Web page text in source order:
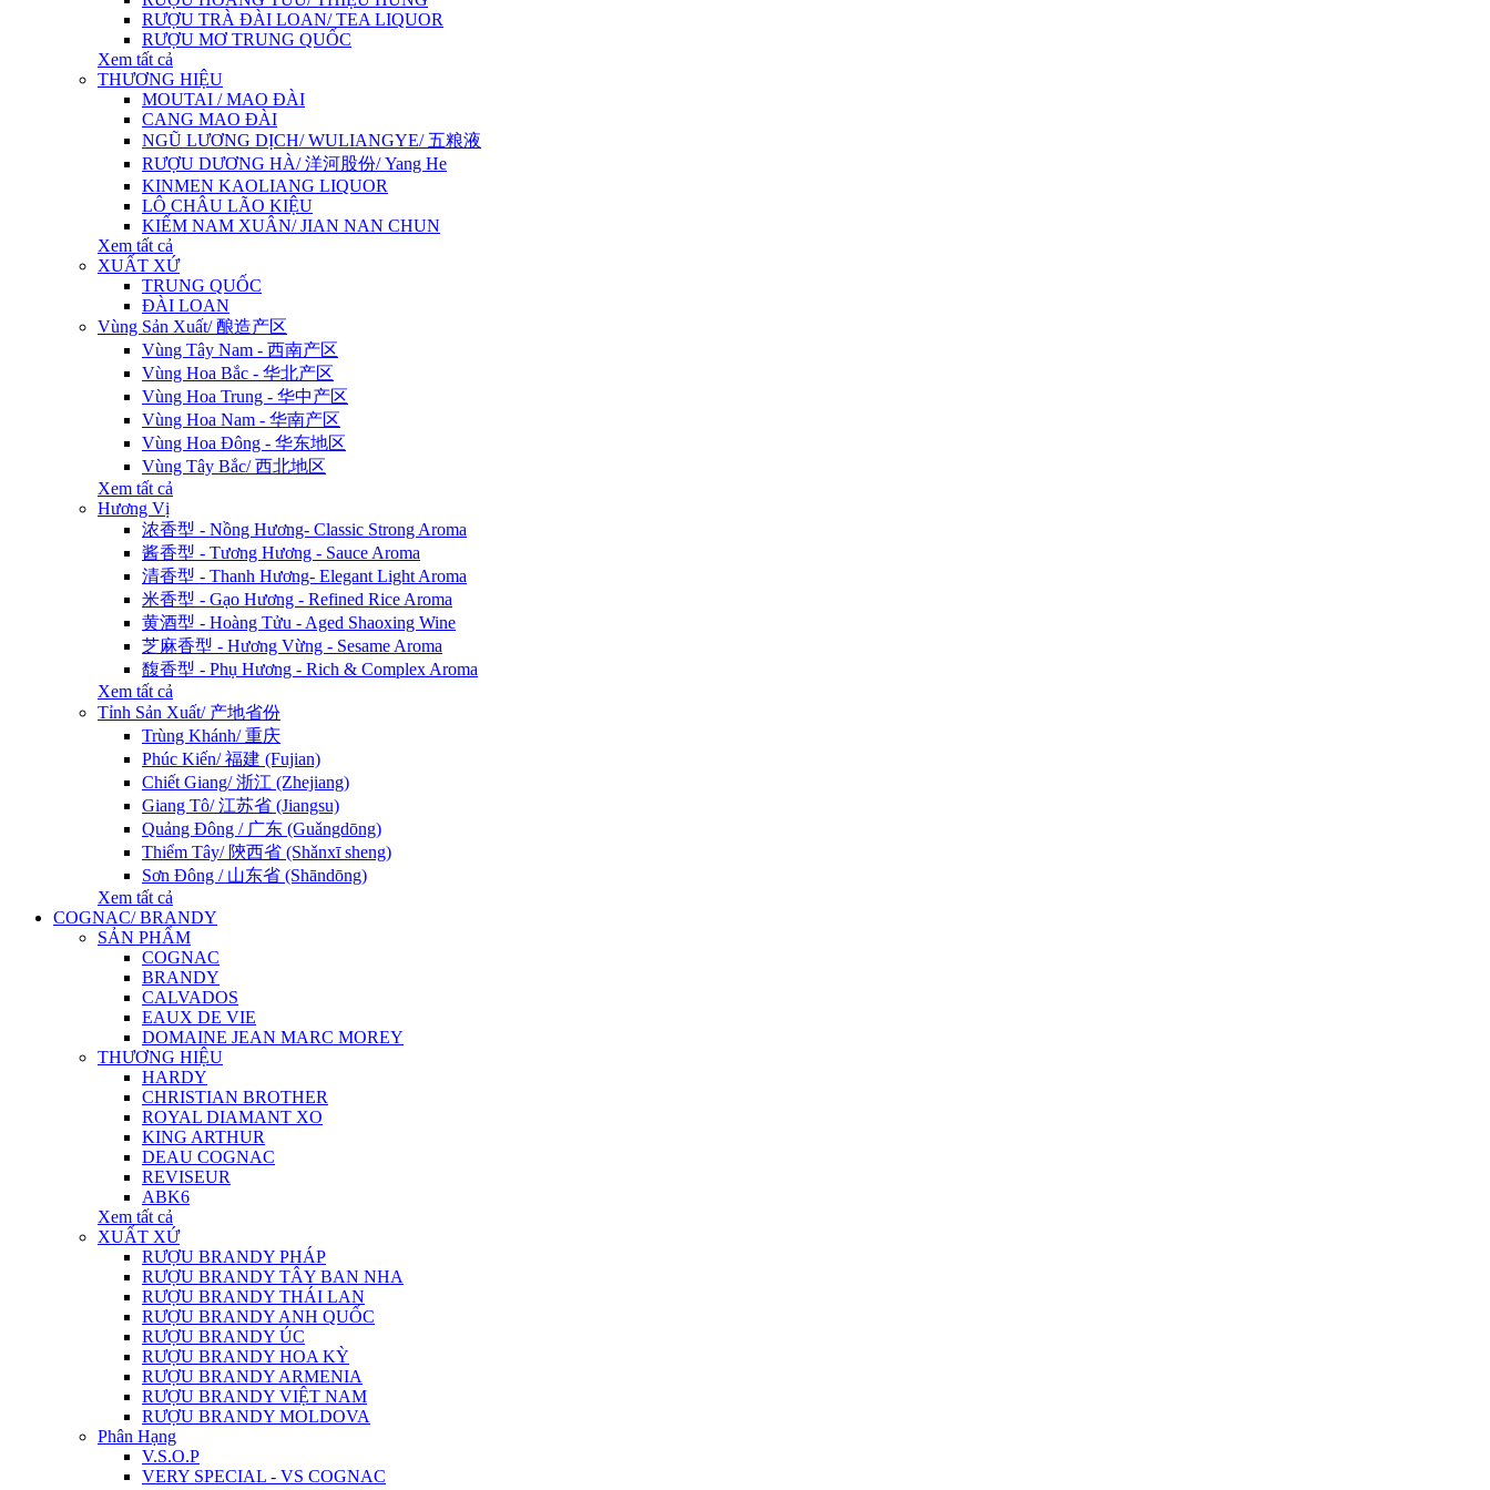
RƯỢU TRÀ ĐÀI LOAN/ TEA LIQUOR
RƯỢU MƠ TRUNG QUỐC
Xem tất cả
THƯƠNG HIỆU
MOUTAI / MAO ĐÀI
CANG MAO ĐÀI
NGŨ LƯƠNG DỊCH/ WULIANGYE/ 五粮液
RƯỢU DƯƠNG HÀ/ 洋河股份/ Yang He
KINMEN KAOLIANG LIQUOR
LÔ CHÂU LÃO KIỆU
KIẾM NAM XUÂN/ JIAN NAN CHUN
Xem tất cả
XUẤT XỨ
TRUNG QUỐC
ĐÀI LOAN
Vùng Sản Xuất/ 酿造产区
Vùng Tây Nam - 西南产区
Vùng Hoa Bắc - 华北产区
Vùng Hoa Trung - 华中产区
Vùng Hoa Nam - 华南产区
Vùng Hoa Đông - 华东地区
Vùng Tây Bắc/ 西北地区
Xem tất cả
Hương Vị
浓香型 - Nồng Hương- Classic Strong Aroma
酱香型 - Tương Hương - Sauce Aroma
清香型 - Thanh Hương- Elegant Light Aroma
米香型 - Gạo Hương - Refined Rice Aroma
黄酒型 - Hoàng Tửu - Aged Shaoxing Wine
芝麻香型 - Hương Vừng - Sesame Aroma
馥香型 - Phụ Hương - Rich & Complex Aroma
Xem tất cả
Tỉnh Sản Xuất/ 产地省份
Trùng Khánh/ 重庆
Phúc Kiến/ 福建 (Fujian)
Chiết Giang/ 浙江 (Zhejiang)
Giang Tô/ 江苏省 (Jiangsu)
Quảng Đông / 广东 (Guǎngdōng)
Thiểm Tây/ 陝西省 (Shǎnxī sheng)
Sơn Đông / 山东省 (Shāndōng)
Xem tất cả
COGNAC/ BRANDY
SẢN PHẨM
COGNAC
BRANDY
CALVADOS
EAUX DE VIE
DOMAINE JEAN MARC MOREY
THƯƠNG HIỆU
HARDY
CHRISTIAN BROTHER
ROYAL DIAMANT XO
KING ARTHUR
DEAU COGNAC
REVISEUR
ABK6
Xem tất cả
XUẤT XỨ
RƯỢU BRANDY PHÁP
RƯỢU BRANDY TÂY BAN NHA
RƯỢU BRANDY THÁI LAN
RƯỢU BRANDY ANH QUỐC
RƯỢU BRANDY ÚC
RƯỢU BRANDY HOA KỲ
RƯỢU BRANDY ARMENIA
RƯỢU BRANDY VIỆT NAM
RƯỢU BRANDY MOLDOVA
Phân Hạng
V.S.O.P
VERY SPECIAL - VS COGNAC